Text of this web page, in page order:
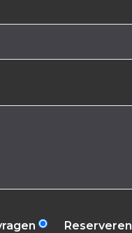
Reserveren